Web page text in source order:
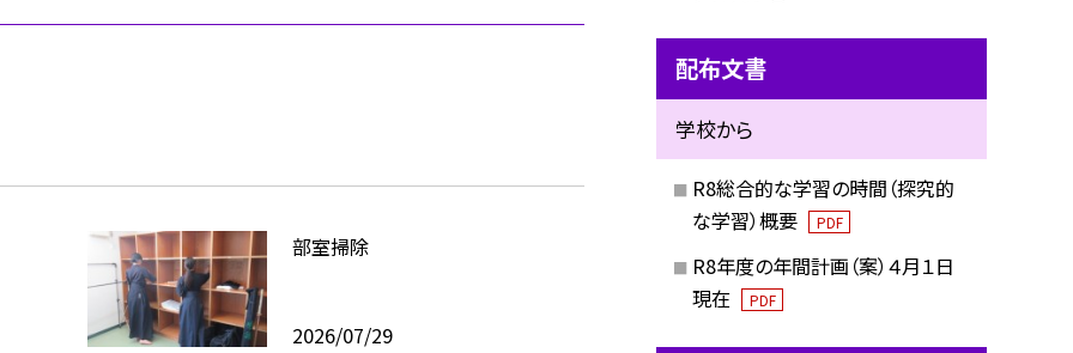
部室掃除
2026/07/29
配布文書
学校から
R8総合的な学習の時間（探究的
な学習）概要
PDF
R8年度の年間計画（案）４月１日
現在
PDF